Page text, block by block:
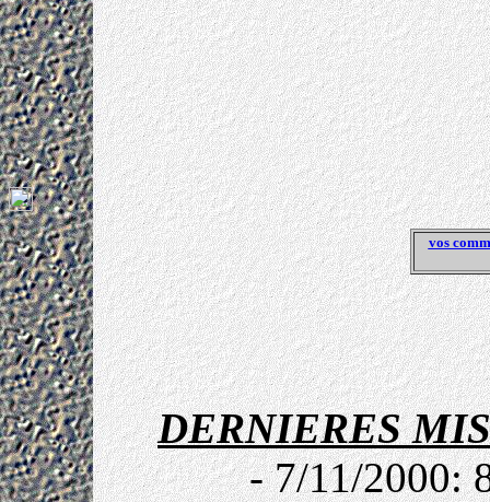
vos
DERNIERES
- 7/11/2000: